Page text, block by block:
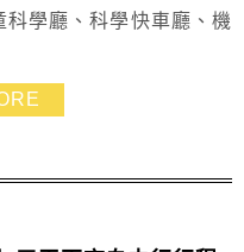
學廳、科學快車廳、機
磁學廳 其中~最受歡迎的
變身成為小小建築達人.
主題.提供小...